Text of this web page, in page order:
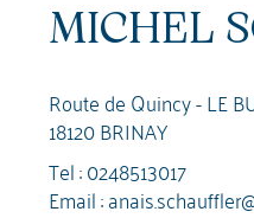
MICHEL
Route de Quincy - LE
18120 BRINAY
Tel :0248513017
Email :